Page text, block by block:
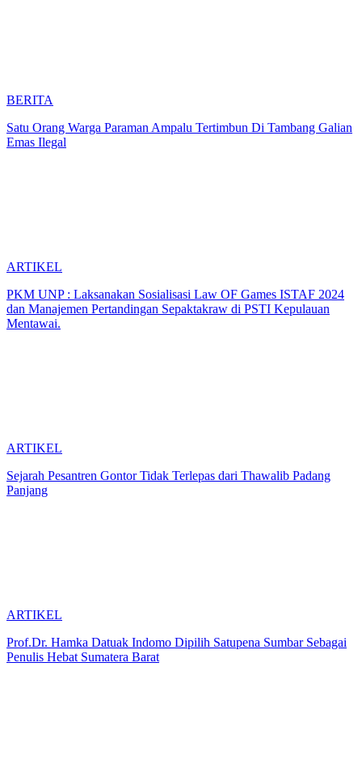
BERITA
Satu Orang Warga Paraman Ampalu Tertimbun Di Tambang Galian
Emas Ilegal
ARTIKEL
PKM UNP : Laksanakan Sosialisasi Law OF Games ISTAF 2024
dan Manajemen Pertandingan Sepaktakraw di PSTI Kepulauan
Mentawai.
ARTIKEL
Sejarah Pesantren Gontor Tidak Terlepas dari Thawalib Padang
Panjang
ARTIKEL
Prof.Dr. Hamka Datuak Indomo Dipilih Satupena Sumbar Sebagai
Penulis Hebat Sumatera Barat